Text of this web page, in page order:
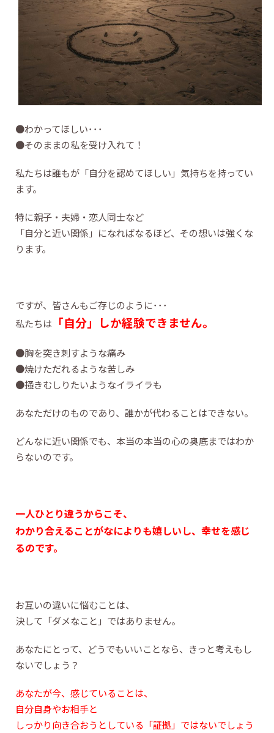
●わかってほしい･･･
●そのままの私を受け入れて！
私たちは誰もが「自分を認めてほしい」気持ちを持ってい
ます。
特に親子・夫婦・恋人同士など
「自分と近い関係」になればなるほど、その想いは強くな
ります。
ですが、皆さんもご存じのように･･･
私たちは 「自分」しか経験できません。
●胸を突き刺すような痛み
●焼けただれるような苦しみ
●掻きむしりたいようなイライラも
あなただけのものであり、誰かが代わることはできない。
どんなに近い関係でも、本当の本当の心の奥底まではわか
らないのです。
一人ひとり違うからこそ、
わかり合えることがなによりも嬉しいし、幸せを感じ
るのです。
お互いの違いに悩むことは、
決して「ダメなこと」ではありません。
あなたにとって、どうでもいいことなら、きっと考えもし
ないでしょう？
あなたが今、感じていることは、
自分自身やお相手と
しっかり向き合おうとしている「証拠」ではないでしょう